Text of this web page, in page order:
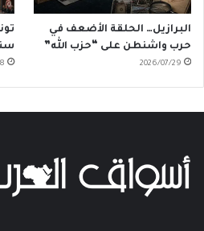
البرازيل… الحلقة الأضعف في
حرب واشنطن على “حزب الله”
2026/07/29